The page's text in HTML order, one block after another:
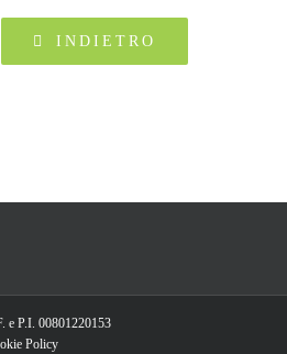
INDIETRO
e P.I. 00801220153
Policy